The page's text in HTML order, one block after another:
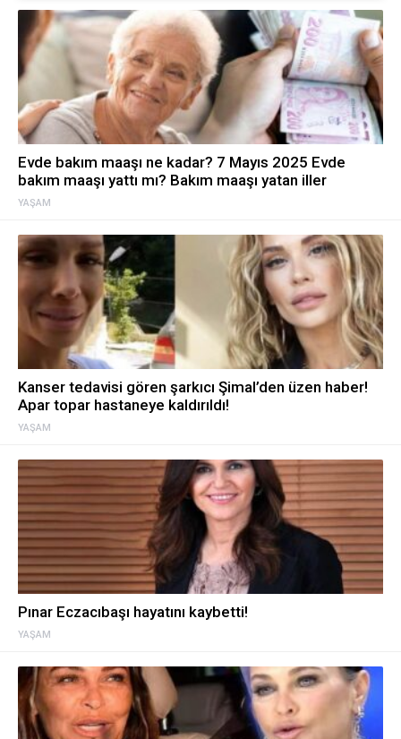
YAŞAM
Evde bakım maaşı ne kadar? 7 Mayıs 2025 Evde
bakım maaşı yattı mı? Bakım maaşı yatan iller
YAŞAM
Kanser tedavisi gören şarkıcı Şimal’den üzen haber!
Apar topar hastaneye kaldırıldı!
YAŞAM
Pınar Eczacıbaşı hayatını kaybetti!